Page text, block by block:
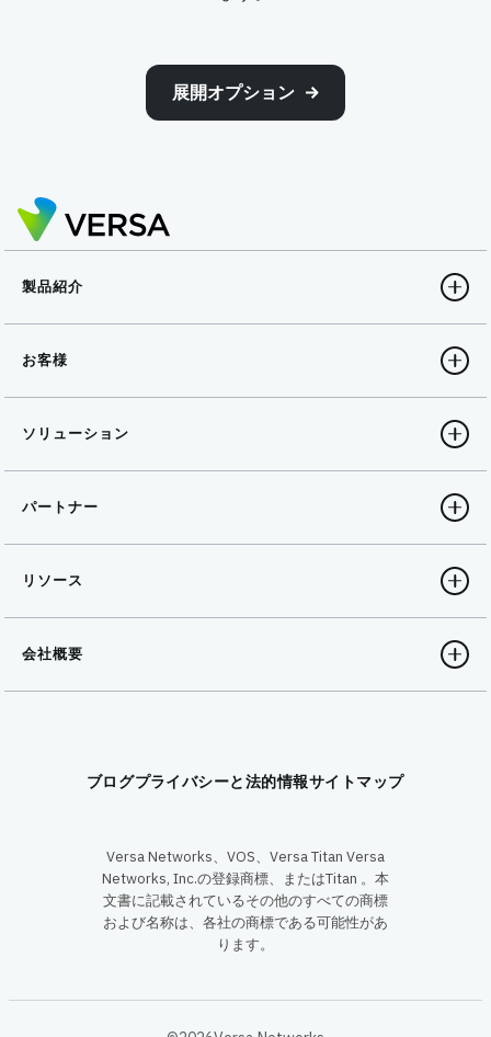
展開オプション
製品紹介
お客様
ソリューション
パートナー
リソース
会社概要
ブログプライバシーと法的情報サイトマップ
Versa Networks、VOS、Versa Titan Versa
Networks, Inc.の登録商標、またはTitan 。本
文書に記載されているその他のすべての商標
および名称は、各社の商標である可能性があ
ります。